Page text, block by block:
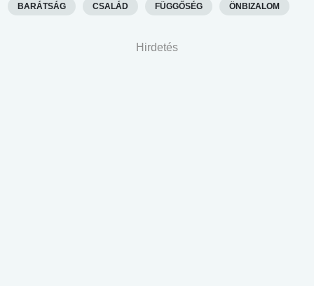
BARÁTSÁG CSALÁD FÜGGŐSÉG ÖNBIZALOM
Hirdetés